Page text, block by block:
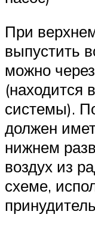
При
выпустить
можно
(находится
системы).
должен
нижнем
воздух из
схеме,